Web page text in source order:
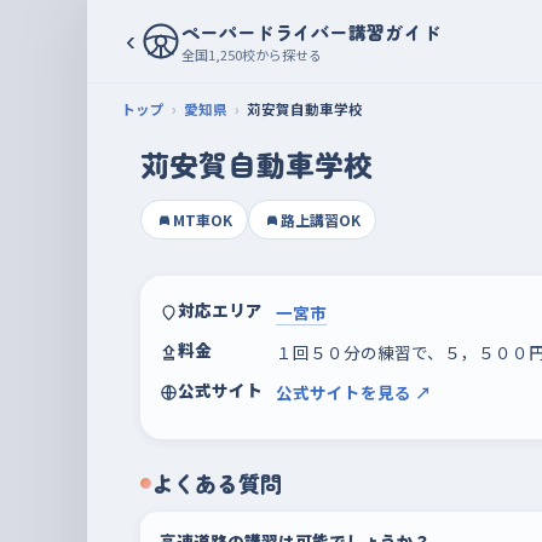
‹ ペーパードライバー講習ガイド
全国1,250校から探せる
トップ 愛知県 苅安賀自動車学校
苅安賀自動車学校
MT車OK 路上講習OK
対応エリア 一宮市
料金
１回５０分の練習で、５，５００
公式サイト
公式サイトを見る ↗
よくある質問